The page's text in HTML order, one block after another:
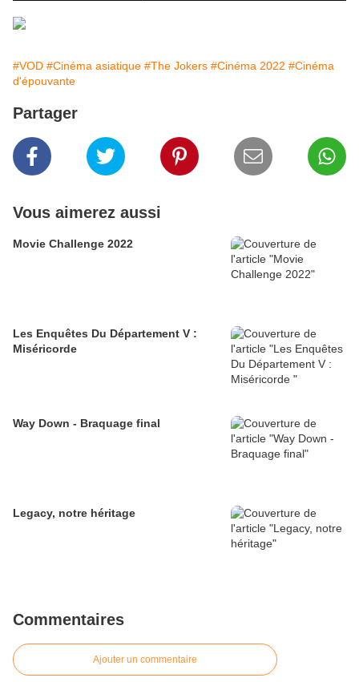
#VOD #Cinéma asiatique #The Jokers #Cinéma 2022 #Cinéma
d'épouvante
Partager
Vous aimerez aussi
Movie Challenge 2022
Les Enquêtes Du Département V :
Miséricorde
Way Down - Braquage final
Legacy, notre héritage
Commentaires
Ajouter un commentaire